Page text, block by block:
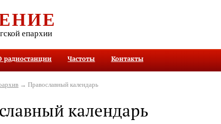
епархии
радиостанции Частоты Контакты
→ Православный календарь
календарь